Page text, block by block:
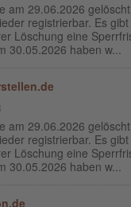
am 29.06.2026
registrierbar. Es
Löschung eine
30.05.2026 haben w...
am 29.06.2026
registrierbar. Es
Löschung eine
30.05.2026 haben w...